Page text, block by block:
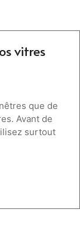
vitres
que de
Avant de
surtout